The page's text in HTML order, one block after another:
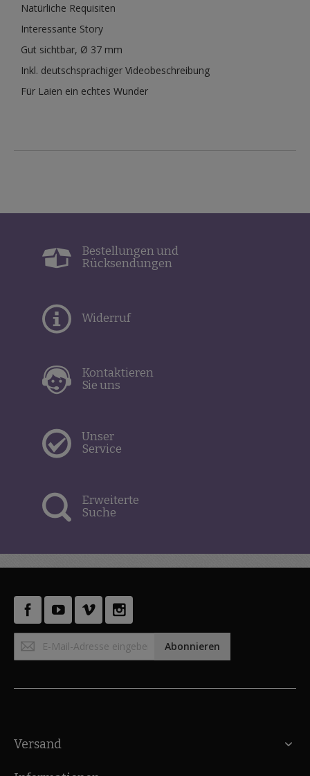
Natürliche Requisiten
Interessante Story
Gut sichtbar, Ø 37 mm
Inkl. deutschsprachiger Videobeschreibung
Für Laien ein echtes Wunder
Bestellungen und
Rücksendungen
Widerruf
Kontaktieren
Sie uns
Unser
Service
Erweiterte
Suche
zum
Abonnieren
Versand